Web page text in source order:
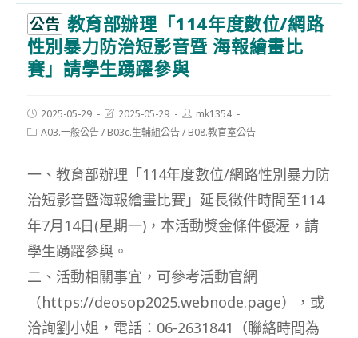
公告 教育部辦理「114年度數位/網路
性別暴力防治短影音暨 海報繪畫比
賽」請學生踴躍參與
Post
published:
2025-05-29
Post
modified:
2025-05-29
Post
author:
mk1354
PostA03.一般公告/ B03c.生輔組公告/ B08.教官室公告
一、教育部辦理「114年度數位/網路性別暴力防
治短影音暨海報繪畫比賽」延長徵件時間至114
年7月14日(星期一)，本活動獎金條件優渥，請
學生踴躍參與。
二、活動相關事宜，可參考活動官網
（https://deosop2025.webnode.page），或
洽詢劉小姐，電話：06-2631841（聯絡時間為